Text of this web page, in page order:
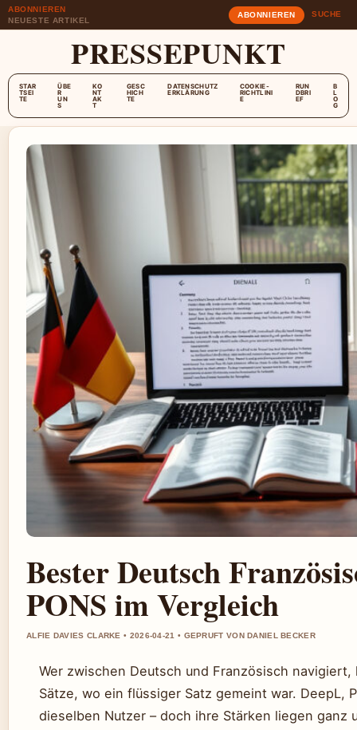
ABONNIEREN
NEUESTE ARTIKEL
ABONNIEREN SUCHE
PRESSEPUNKT
STAR
TSEI
TE
ÜBE
R
UN
S
KO
NT
AK
T
GESC
HICH
TE
DATENSCHUTZ
ERKLÄRUNG
COOKIE-
RICHTLINI
E
RUN
DBRI
EF
B
L
O
G
Bester Deutsch
PONS im Vergleich
ALFIE DAVIES CLARKE • 2026-04-21 • GEPRUFT VON DANIEL BECKER
Wer zwischen Deutsch und Französisch
Sätze, wo ein flüssiger Satz gemeint war. DeepL,
dieselben Nutzer – doch ihre Stärken liegen ganz